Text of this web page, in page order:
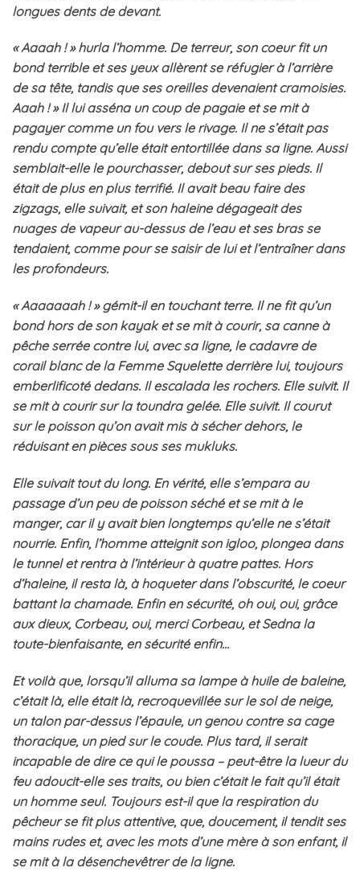
longues dents de devant.
« Aaaah ! » hurla l’homme. De terreur, son coeur fit un
bond terrible et ses yeux allèrent se réfugier à l’arrière
de sa tête, tandis que ses oreilles devenaient cramoisies.
Aaah ! » Il lui asséna un coup de pagaie et se mit à
pagayer comme un fou vers le rivage. Il ne s’était pas
rendu compte qu’elle était entortillée dans sa ligne. Aussi
semblait-elle le pourchasser, debout sur ses pieds. Il
était de plus en plus terrifié. Il avait beau faire des
zigzags, elle suivait, et son haleine dégageait des
nuages de vapeur au-dessus de l’eau et ses bras se
tendaient, comme pour se saisir de lui et l’entraîner dans
les profondeurs.
« Aaaaaaah ! » gémit-il en touchant terre. Il ne fit qu’un
bond hors de son kayak et se mit à courir, sa canne à
pêche serrée contre lui, avec sa ligne, le cadavre de
corail blanc de la Femme Squelette derrière lui, toujours
emberlificoté dedans. Il escalada les rochers. Elle suivit. Il
se mit à courir sur la toundra gelée. Elle suivit. Il courut
sur le poisson qu’on avait mis à sécher dehors, le
réduisant en pièces sous ses mukluks.
Elle suivait tout du long. En vérité, elle s’empara au
passage d’un peu de poisson séché et se mit à le
manger, car il y avait bien longtemps qu’elle ne s’était
nourrie. Enfin, l’homme atteignit son igloo, plongea dans
le tunnel et rentra à l’intérieur à quatre pattes. Hors
d’haleine, il resta là, à hoqueter dans l’obscurité, le coeur
battant la chamade. Enfin en sécurité, oh oui, oui, grâce
aux dieux, Corbeau, oui, merci Corbeau, et Sedna la
toute-bienfaisante, en sécurité enfin…
Et voilà que, lorsqu’il alluma sa lampe à huile de baleine,
c’était là, elle était là, recroquevillée sur le sol de neige,
un talon par-dessus l’épaule, un genou contre sa cage
thoracique, un pied sur le coude. Plus tard, il serait
incapable de dire ce qui le poussa – peut-être la lueur du
feu adoucit-elle ses traits, ou bien c’était le fait qu’il était
un homme seul. Toujours est-il que la respiration du
pêcheur se fit plus attentive, que, doucement, il tendit ses
mains rudes et, avec les mots d’une mère à son enfant, il
se mit à la désenchevêtrer de la ligne.